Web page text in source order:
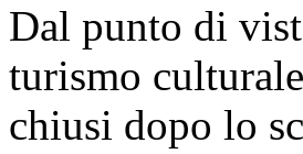
Dal punto di
turismo
chiusi dopo lo